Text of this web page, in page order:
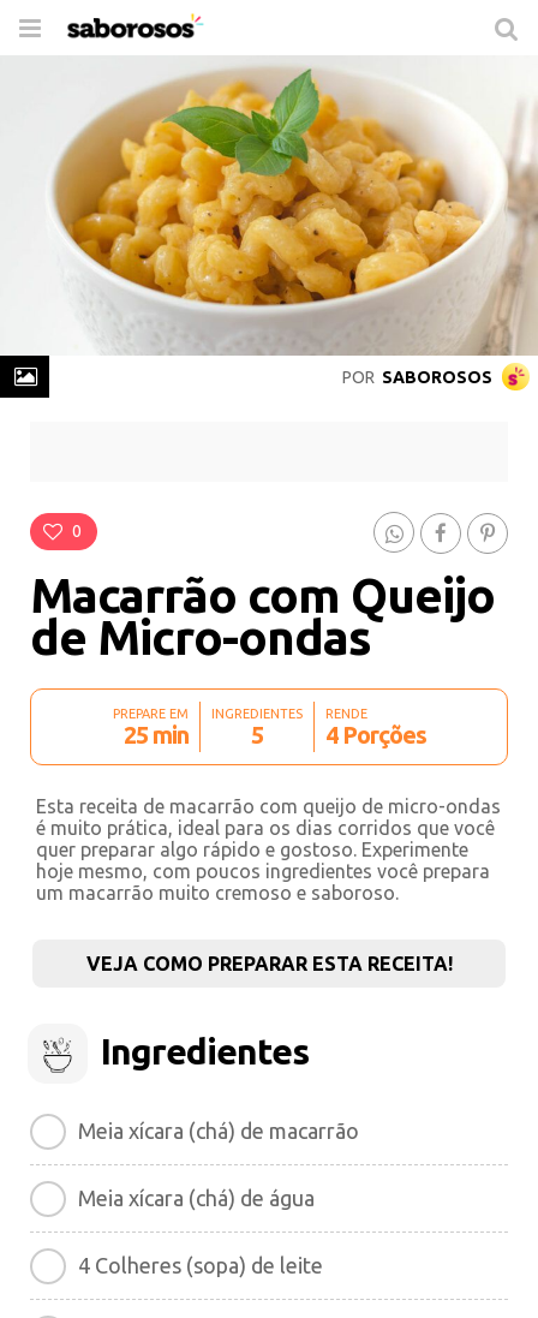
Trocar
POR SABOROSOS
0
Macarrão com Queijo
de Micro-ondas
PREPARE EM
25 min
INGREDIENTES
5
RENDE
4 Porções
Esta receita de macarrão com queijo de micro-ondas
é muito prática, ideal para os dias corridos que você
quer preparar algo rápido e gostoso. Experimente
hoje mesmo, com poucos ingredientes você prepara
um macarrão muito cremoso e saboroso.
VEJA COMO PREPARAR ESTA RECEITA!
Ingredientes
Meia xícara (chá) de macarrão
Meia xícara (chá) de água
4 Colheres (sopa) de leite